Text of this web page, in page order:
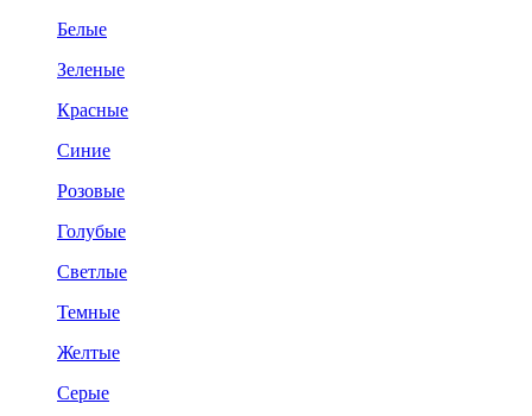
Белые
Зеленые
Красные
Синие
Розовые
Голубые
Светлые
Темные
Желтые
Серые